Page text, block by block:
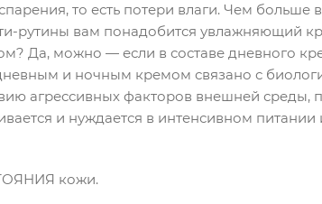
то есть потери влаги. Чем больше
рутины вам понадобится увлажняющий
Да, можно — если в составе дневного
и ночным кремом связано с
агрессивных факторов внешней среды,
и нуждается в интенсивном питании
кожи.